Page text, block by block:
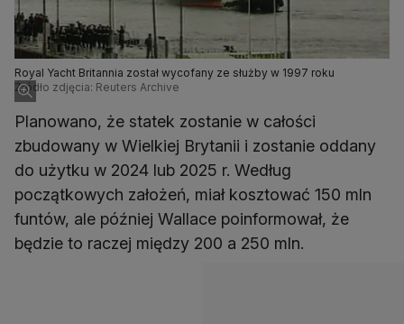
Royal Yacht Britannia został wycofany ze służby w 1997 roku
Źródło zdjęcia: Reuters Archive
Planowano, że statek zostanie w całości
zbudowany w Wielkiej Brytanii i zostanie oddany
do użytku w 2024 lub 2025 r. Według
początkowych założeń, miał kosztować 150 mln
funtów, ale później Wallace poinformował, że
będzie to raczej między 200 a 250 mln.